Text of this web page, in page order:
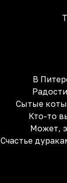
В
Сытые
Кто-то
Может,
Счастье